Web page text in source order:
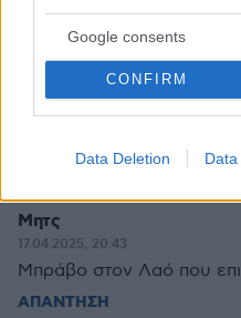
Google consents
CONFIRM
Data Deletion Data
17.04.2025, 20:43
Με το καλό να πάνε και
περάσουν όμορφα, να
ΑΠΑΝΤΗΣΗ
Μητς
17.04.2025, 20:43
Μπράβο στον Λαό που
ΑΠΑΝΤΗΣΗ